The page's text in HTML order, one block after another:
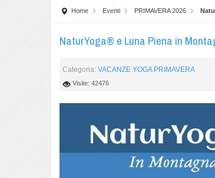
Home Eventi PRIMAVERA 2026
NaturYoga® e Luna Piena in
Categoria:VACANZE YOGA PRIMAVERA
Visite: 42476